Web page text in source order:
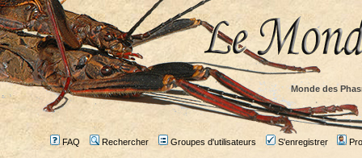
Monde des
FAQ Rechercher Groupes d'utilisateurs S'enregistrer